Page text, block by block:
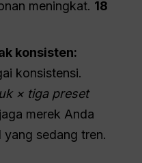
meningkat. 18
konsisten:
konsistensi.
× tiga preset
merek Anda
sedang tren.